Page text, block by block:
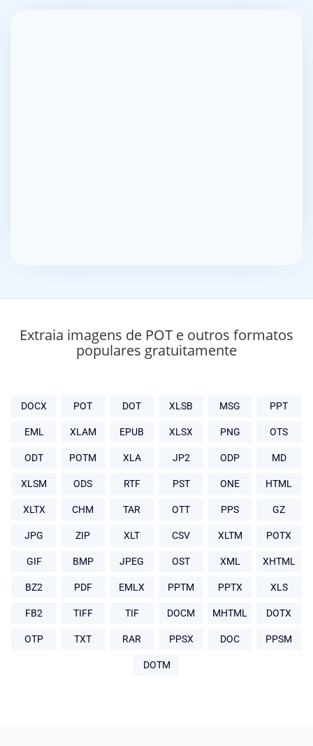
Extraia imagens de POT e outros formatos
populares gratuitamente
DOCX POT DOT XLSB MSG PPT
EML XLAM EPUB XLSX PNG OTS
ODT POTM XLA JP2 ODP MD
XLSM ODS RTF PST ONE HTML
XLTX CHM TAR OTT PPS GZ
JPG ZIP XLT CSV XLTM POTX
GIF BMP JPEG OST XML XHTML
BZ2 PDF EMLX PPTM PPTX XLS
FB2 TIFF TIF DOCM MHTML DOTX
OTP TXT RAR PPSX DOC PPSM
DOTM